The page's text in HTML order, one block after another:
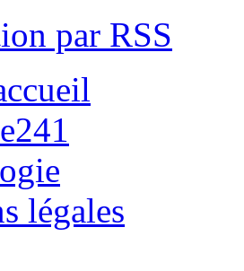
par RSS
légales